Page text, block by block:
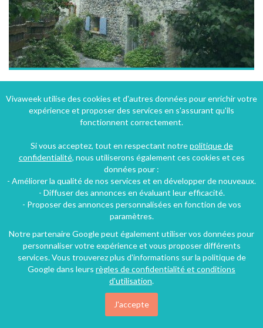
Location d'une ancienne Bergerie à Valbelle
Valbelle (17 km), Alpes-de-Haute-Provence, Provence-Alpes-Côte d'Azur, France
100€/nuit
Vivaweek utilise des cookies et d'autres données pour enrichir votre
expérience et proposer des services en s'assurant qu'ils
fonctionnent correctement.
Si vous acceptez, tout en respectant notrepolitique de
confidentialité, nous utiliserons également ces cookies et ces
données pour :
- Améliorer la qualité de nos services et en développer de nouveaux.
- Diffuser des annonces en évaluant leur efficacité.
- Proposer des annonces personnalisées en fonction de vos
paramètres.
Notre partenaire Google peut également utiliser vos données pour
personnaliser votre expérience et vous proposer différents
services. Vous trouverez plus d'informations sur la politique de
Google dans leurs règles de confidentialité et conditions
d'utilisation.
J'accepte